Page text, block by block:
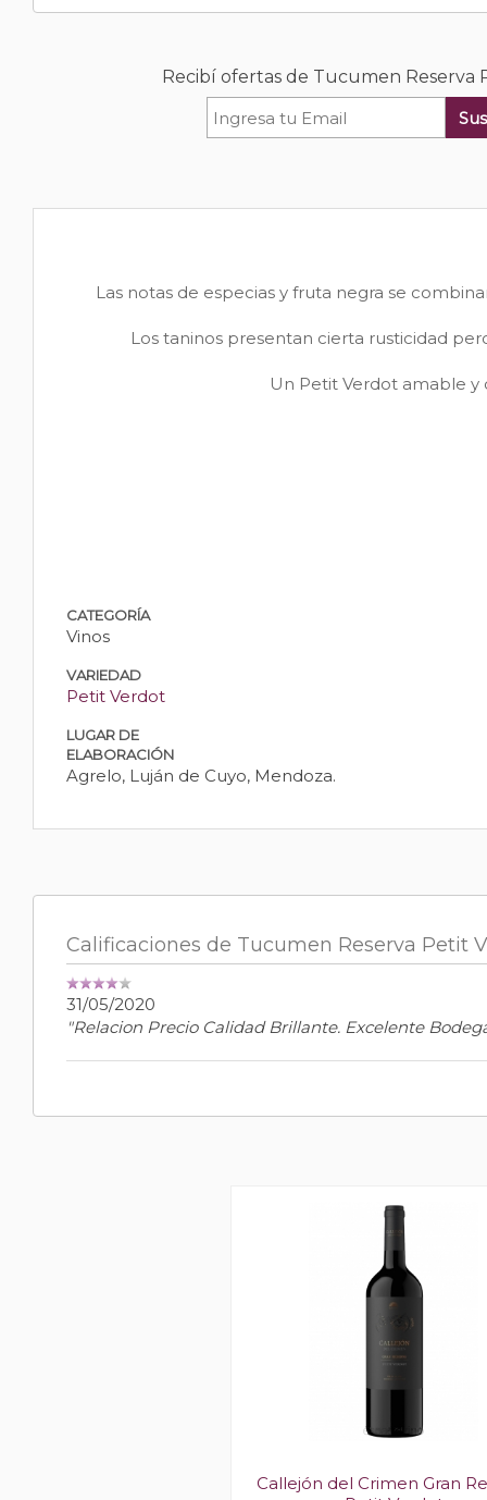
Recibí ofertas de Tucumen Reserva
Las notas de especias y fruta negra se
Los taninos presentan cierta rusticidad
Un Petit Verdot amable
CATEGORÍA
Vinos
VARIEDAD
Petit Verdot
LUGAR DE
ELABORACIÓN
Agrelo, Luján de Cuyo, Mendoza.
Calificaciones de Tucumen Reserva Petit
31/05/2020
"Relacion Precio Calidad Brillante. Excelente
Callejón del Crimen Gran